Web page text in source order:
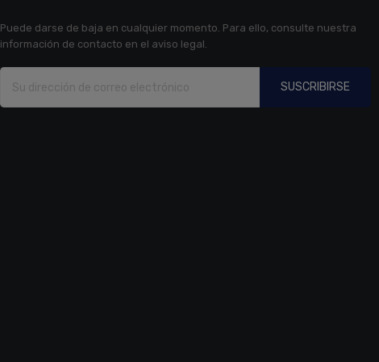
Puede darse de baja en cualquier momento. Para ello, consulte nuestra
información de contacto en el aviso legal.
SUSCRIBIRSE